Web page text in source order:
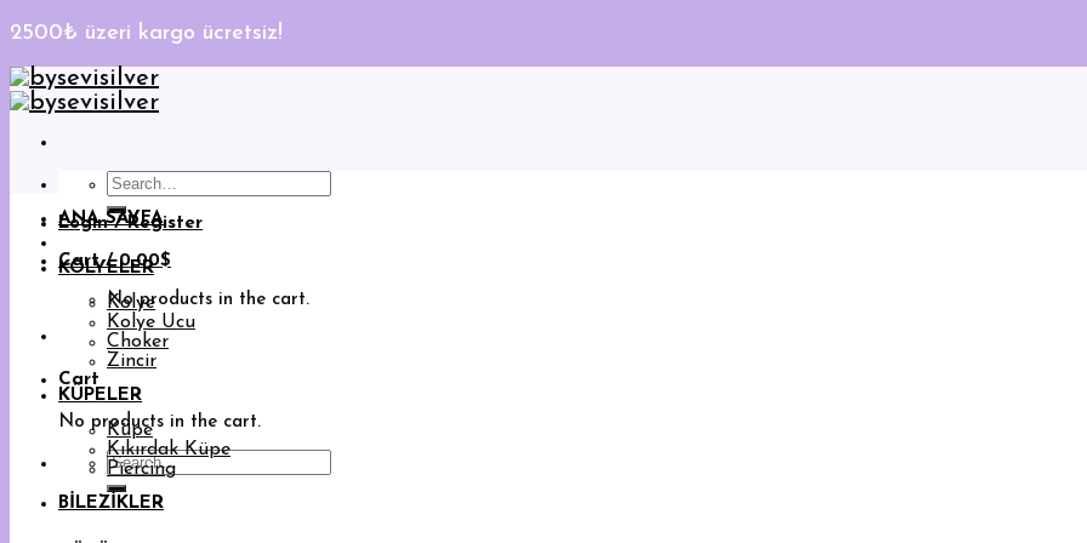
2500₺ üzeri kargo ücretsiz!
Skip
to
content
Search
for:
Login / Register
Cart /0.00$
No products in the cart.
Cart
No products in the cart.
Search
for:
ANA SAYFA
KOLYELER
Kolye
Kolye Ucu
Choker
Zincir
KÜPELER
Küpe
Kıkırdak Küpe
Piercing
BİLEZİKLER